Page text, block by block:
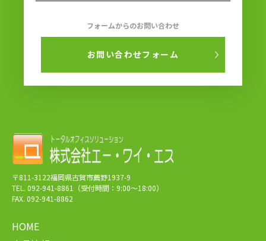
フォームからのお問い合わせ
お問い合わせフォーム
〒811-3122福岡県古賀市薦野1937-9
TEL. 092-941-8861（受付時間：9:00～18:00）
FAX. 092-941-8862
HOME